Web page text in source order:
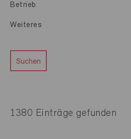
Betrieb
Weiteres
Suchen
1380 Einträge gefunden